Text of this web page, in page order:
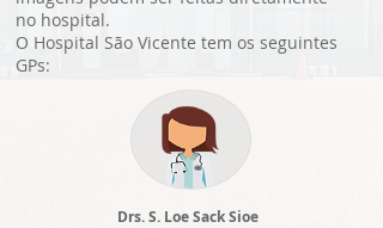
no hospital.
O Hospital São Vicente tem os seguintes
GPs:
Drs. S. Loe Sack Sioe